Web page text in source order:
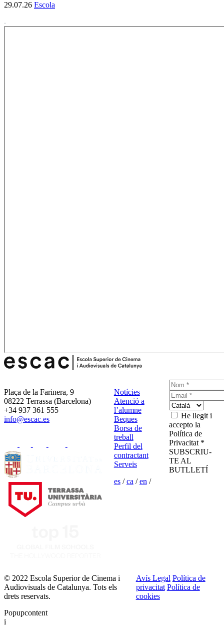
29.07.26 Escola
Plaça de la Farinera, 9
08222 Terrassa (Barcelona)
+34 937 361 555
info@escac.es
Notícies
Atenció a
l’alumne
Beques
Borsa de
treball
Perfil del
contractant
Serveis
es/ca /en /
He llegit i
accepto la
Política de
Privacitat *
SUBSCRIU-
TE AL
BUTLLETÍ
© 2022 Escola Superior de Cinema i
Audiovisuals de Catalunya. Tots els
drets reservats.
Avís Legal Política de
privacitat Política de
cookies
Popupcontent
i